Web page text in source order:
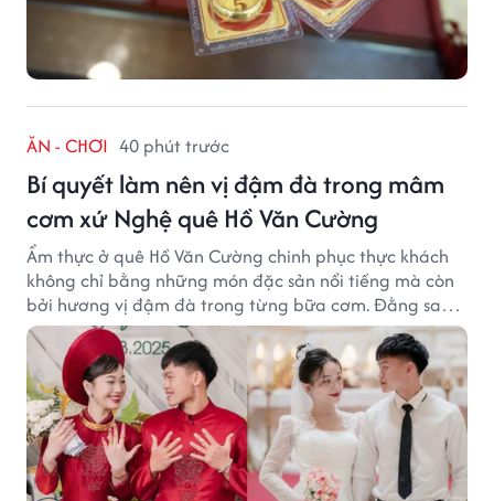
ĂN - CHƠI 40 phút trước
Bí quyết làm nên vị đậm đà trong mâm
cơm xứ Nghệ quê Hồ Văn Cường
Ẩm thực ở quê Hồ Văn Cường chinh phục thực khách
không chỉ bằng những món đặc sản nổi tiếng mà còn
bởi hương vị đậm đà trong từng bữa cơm. Đằng sau
nét giản dị ấy là những bí quyết được người dân gìn
giữ qua nhiều thế hệ.